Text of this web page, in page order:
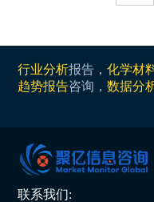
行业分析报告，化学材
趋势报告咨询，数据分
联系我们: